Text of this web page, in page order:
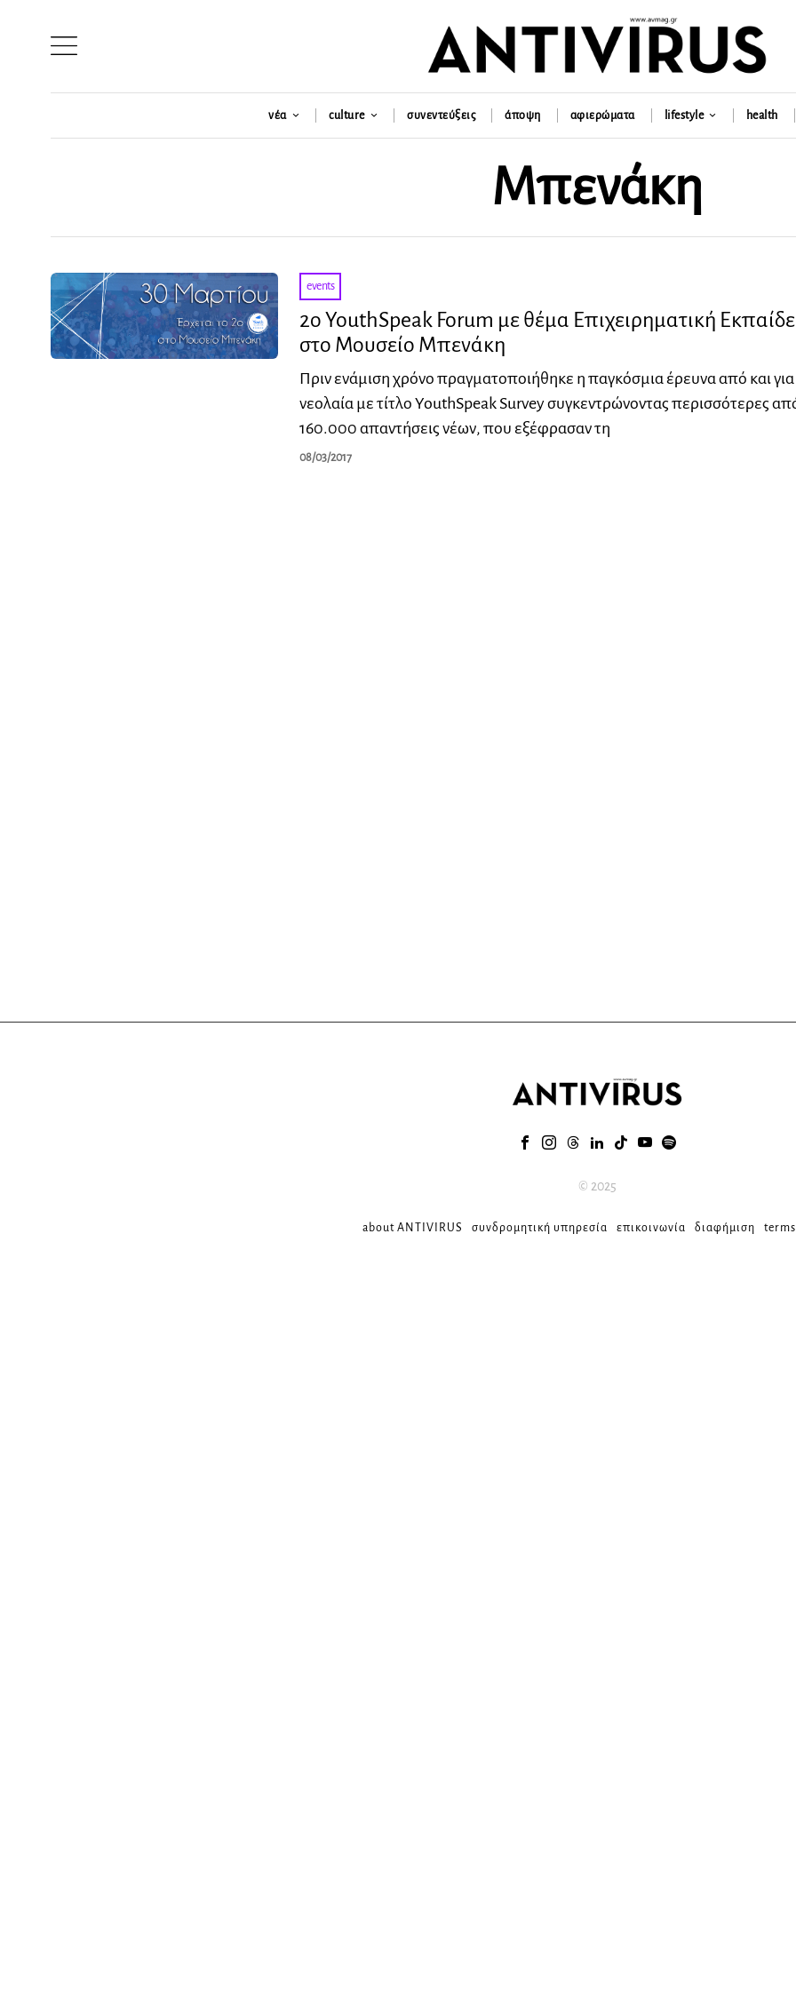
νέα culture συνεντεύξεις άποψη αφιερώματα lifestyle health
Μπενάκη
events
2ο YouthSpeak Forum με θέμα Επιχειρηματική
στο Μουσείο Μπενάκη
Πριν ενάμιση χρόνο πραγματοποιήθηκε η παγκόσμια έρευνα από και για
νεολαία με τίτλο YouthSpeak Survey συγκεντρώνοντας περισσότερες
160.000 απαντήσεις νέων, που εξέφρασαν τη
08/03/2017
© 2025
about ANTIVIRUS συνδρομητική υπηρεσία επικοινωνία διαφήμιση